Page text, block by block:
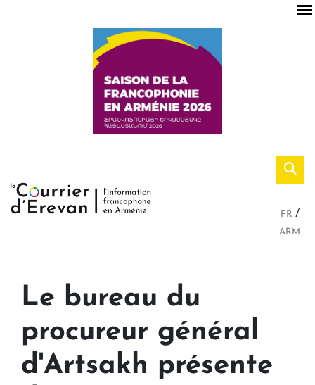
FR
ARM
Le bureau du
procureur général
d'Artsakh présente